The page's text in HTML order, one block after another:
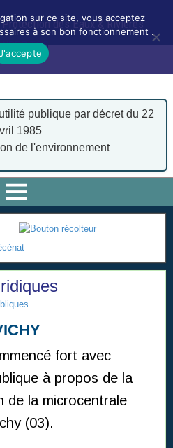
des Eaux & Rivières
publique par décret du 22
1985
de l'environnement
fort avec
à propos de la
de la microcentrale
(03).
sur ce site, vous acceptez
à son bon fonctionnement .